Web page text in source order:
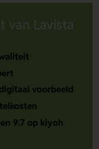
van Lavista
voorbeeld
9.7 op kiyoh